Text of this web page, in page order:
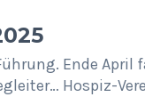
Ende April
Hospiz-